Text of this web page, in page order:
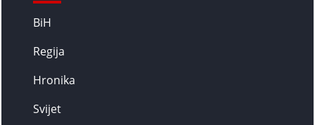
BiH
Regija
Hronika
Svijet